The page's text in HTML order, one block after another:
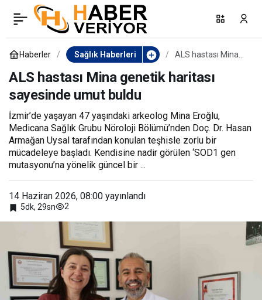
Haberler Sağlık Haberleri
ALS hastası Mina
sayesinde umut
buldu
ALS hastası Mina genetik haritası
sayesinde umut buldu
İzmir’de yaşayan 47 yaşındaki arkeolog Mina Eroğlu,
Medicana Sağlık Grubu Nöroloji Bölümü’nden Doç. Dr. Hasan
Armağan Uysal tarafından konulan teşhisle zorlu bir
mücadeleye başladı. Kendisine nadir görülen ‘SOD1 gen
mutasyonu’na yönelik güncel bir ...
14 Haziran 2026, 08:00 yayınlandı
5dk, 29sn 2
Çocuğunuza ilk sorunuz
sınavla ilgili olmasın
Paylaş